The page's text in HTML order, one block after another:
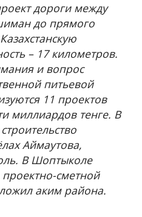
дороги между
до прямого
– 17 километров.
и вопрос
питьевой
11 проектов
миллиардов тенге. В
Аймаутова,
В Шоптыколе
проектно-сметной
аким района.